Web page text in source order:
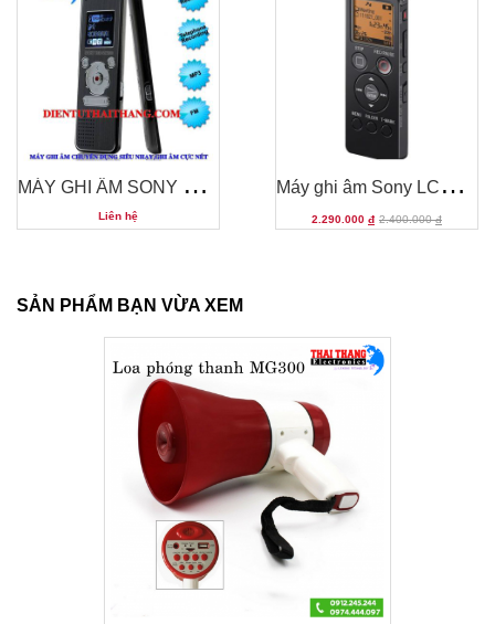
M
ÁY GHI ÂM SONY SIÊU MỎNG,SIÊU NÉT ICD-ZX100
Liên hệ
M
áy ghi âm Sony LCD-UX523F/B
2.290.000 đ 2.400.000đ
SẢN PHẨM BẠN VỪA XEM